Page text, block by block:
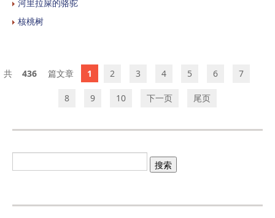
河里拉屎的骆驼
核桃树
436 1 2 3 4 5 6 7
8 9 10 下一页 尾页